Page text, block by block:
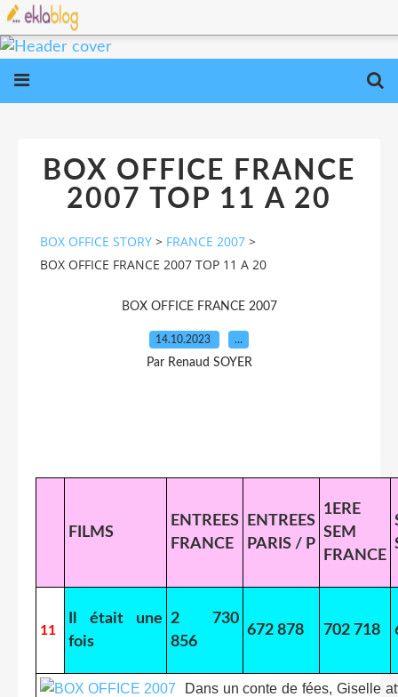
BOX OFFICE FRANCE
2007 TOP 11 A 20
BOX OFFICE STORY > FRANCE 2007 >
BOX OFFICE FRANCE 2007 TOP 11 A 20
BOX OFFICE FRANCE 2007
14.10.2023 …
Par Renaud SOYER
FILMS
ENTREES
FRANCE
ENTREES
PARIS / P
1ERE
SEM
FRANCE
11
Il était une
fois
2 730
856
672 878 702 718
Dans un conte de fées, Giselle